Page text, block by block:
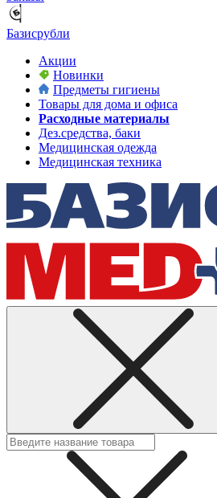
Базисрубли
Акции
Новинки
Предметы гигиены
Товары для дома и офиса
Расходные материалы
Дез.средства, баки
Медицинская одежда
Медицинская техника